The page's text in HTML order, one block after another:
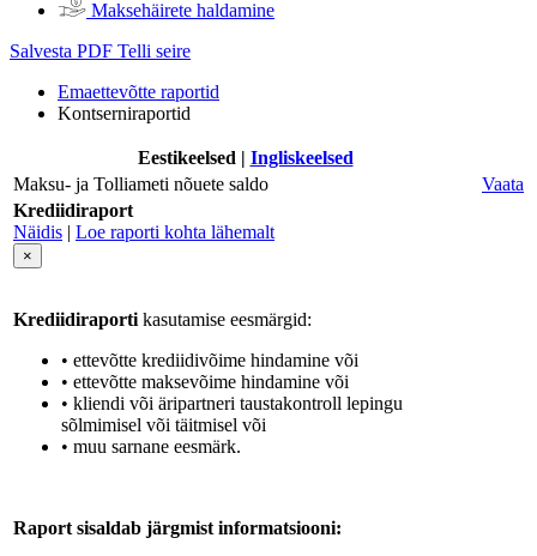
Maksehäirete haldamine
Salvesta PDF Telli seire
Emaettevõtte raportid
Kontserniraportid
Eestikeelsed | Ingliskeelsed
Maksu- ja Tolliameti nõuete saldo
Vaata
Krediidiraport
Näidis | Loe raporti kohta lähemalt
×
Krediidiraporti kasutamise eesmärgid:
• ettevõtte krediidivõime hindamine või
• ettevõtte maksevõime hindamine või
• kliendi või äripartneri taustakontroll lepingu
sõlmimisel või täitmisel või
• muu sarnane eesmärk.
Raport sisaldab järgmist informatsiooni: